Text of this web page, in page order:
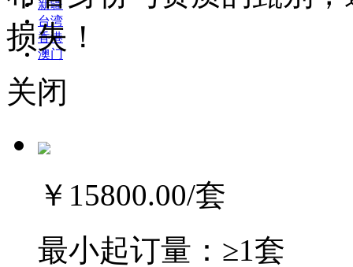
新疆
台湾
香港
澳门
损失！
关闭
￥15800.00/套
最小起订量： ≥1套